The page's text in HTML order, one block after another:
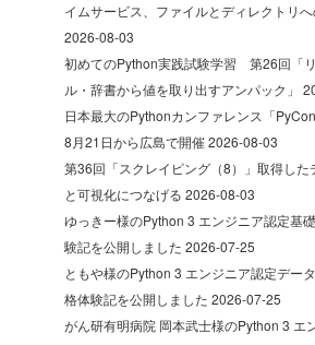
イムサービス、ファイルとディレクトリ
2026-08-03
初めてのPython実践試験学習 第26回「
ル・辞書から値を取り出すアンパック」
日本最大のPythonカンファレンス「PyCon
8月21日から広島で開催2026-08-03
第36回「スクレイピング（8）」取得した
と可視化につなげる 2026-08-03
ゆっきー様のPython 3 エンジニア認定基
験記を公開しました 2026-07-25
ともや様のPython 3 エンジニア認定デー
格体験記を公開しました 2026-07-25
がん研有明病院 岡本武士様のPython 3 エ